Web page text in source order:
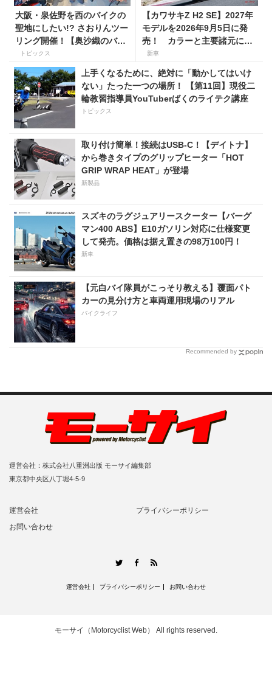
大阪・泉佐野を西のバイクの
聖地にしたい!? さおりんツー
リング開催！【奥沙織のバイ
ク日和第３回】
トピックス
【カワサキZ H2 SE】2027年
モデルを2026年9月5日に発
売！ カラーと主要諸元に変
更はなく、価格は据え置きの
247万5000円！
新車
上手くなるために、絶対に「動かしてはいけ
ない」たった一つの場所！ 【第11回】現役二
輪教習指導員YouTuberばくのライテク講座
トピックス
取り付け簡単！接続はUSB-C！【デイトナ】
から巻きタイプのグリップヒーター「HOT
GRIP WRAP HEAT」が登場
新製品
スズキのラグジュアリースクーター【バーグ
マン400 ABS】E10ガソリン対応に仕様変更
して発売。価格は据え置きの98万100円！
新車
【元白バイ隊員がこっそり教える】覆面パト
カーの見分け方と車両運用現場のリアル
バイクライフ
Recommended by
運営会社：株式会社八重洲出版 モーサイ編集部
東京都中央区八丁堀4-5-9
運営会社
プライバシーポリシー
お問い合わせ
TwitterFacebook
運営会社 プライバシーポリシー お問い合わせ
モーサイ（Motorcyclist Web） All rights reserved.